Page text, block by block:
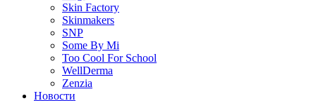
Skin Factory
Skinmakers
SNP
Some By Mi
Too Cool For School
WellDerma
Zenzia
Новости